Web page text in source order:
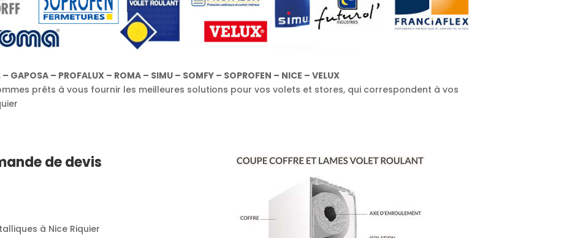
GAPOSA – PROFALUX – ROMA – SIMU – SOMFY – SOPROFEN – NICE – VELUX
prêts à vous fournir les meilleures solutions pour vos volets et stores, qui correspondent à vos
de devis
à Nice Riquier